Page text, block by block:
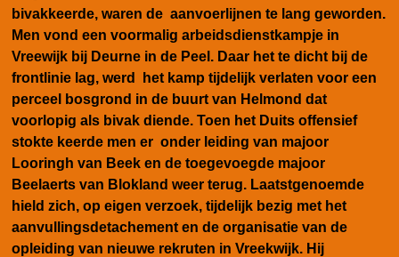
bivakkeerde, waren de aanvoerlijnen te lang geworden.
Men vond een voormalig arbeidsdienstkampje in
Vreewijk bij Deurne in de Peel. Daar het te dicht bij de
frontlinie lag, werd het kamp tijdelijk verlaten voor een
perceel bosgrond in de buurt van Helmond dat
voorlopig als bivak diende. Toen het Duits offensief
stokte keerde men er onder leiding van majoor
Looringh van Beek en de toegevoegde majoor
Beelaerts van Blokland weer terug. Laatstgenoemde
hield zich, op eigen verzoek, tijdelijk bezig met het
aanvullingsdetachement en de organisatie van de
opleiding van nieuwe rekruten in Vreekwijk. Hij